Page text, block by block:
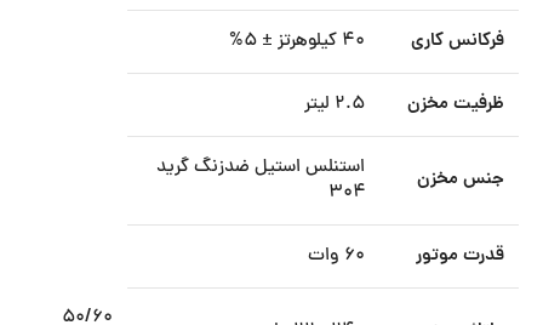
فرکانس کاری ۴۰ کیلوهرتز ± ۵%
ظرفیت مخزن ۲.۵ لیتر
جنس مخزن
استنلس استیل ضدزنگ گرید
۳۰۴
قدرت موتور ۶۰ وات
۵۰/۶۰